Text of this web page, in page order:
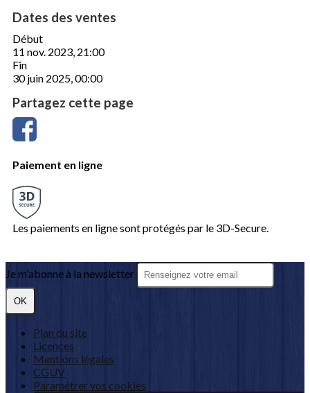
Dates des ventes
Début
11 nov. 2023, 21:00
Fin
30 juin 2025, 00:00
Partagez cette page
Paiement en ligne
Les paiements en ligne sont protégés par le 3D-Secure.
Je m'abonne à la newsletter
OK
Plan du site
Licences
Mentions légales
CGUV
Paramétrer vos cookies